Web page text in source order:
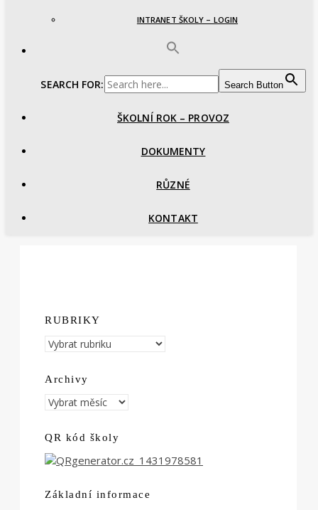
INTRANET ŠKOLY – LOGIN
SEARCH FOR: Search Button
ŠKOLNÍ ROK – PROVOZ
DOKUMENTY
RŮZNÉ
KONTAKT
RUBRIKY
RUBRIKY
Archivy
Archivy
QR kód školy
Základní informace